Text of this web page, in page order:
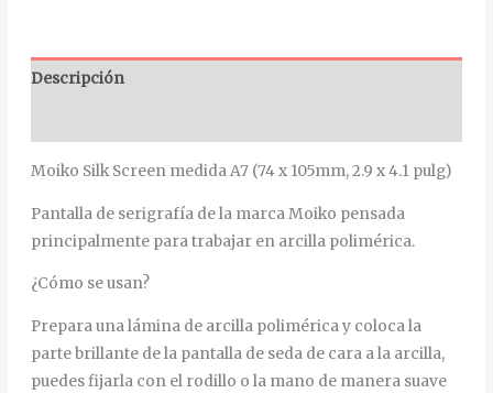
Descripción
Moiko Silk Screen medida A7 (74 x 105mm, 2.9 x 4.1 pulg)
Pantalla de serigrafía de la marca Moiko pensada
principalmente para trabajar en arcilla polimérica.
¿Cómo se usan?
Prepara una lámina de arcilla polimérica y coloca la
parte brillante de la pantalla de seda de cara a la arcilla,
puedes fijarla con el rodillo o la mano de manera suave